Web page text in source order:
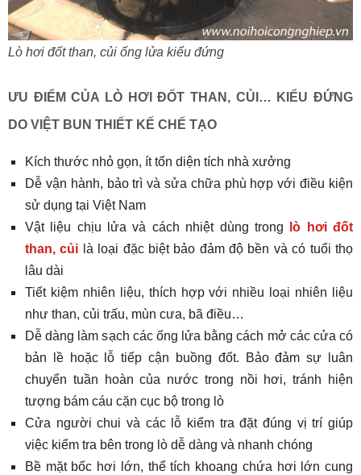
Lò hơi đốt than, củi ống lửa kiểu đứng
ƯU ĐIỂM CỦA LÒ HƠI ĐỐT THAN, CỦI… KIỂU ĐỨNG
DO VIỆT BUN THIẾT KẾ CHẾ TẠO
Kích thước nhỏ gọn, ít tốn diện tích nhà xưởng
Dễ vận hành, bảo trì và sửa chữa phù hợp với điều kiện
sử dụng tại Việt Nam
Vật liệu chịu lửa và cách nhiệt dùng trong
lò hơi đốt
than, củi là loại đặc biệt bảo đảm độ bền và có tuổi thọ
lâu dài
Tiết kiệm nhiên liệu, thích hợp với nhiều loại nhiên liệu
như than, củi trấu, mùn cưa, bã điều…
Dễ dàng làm sạch các ống lửa bằng cách mở các cửa có
bản lề hoặc lỗ tiếp cận buồng đốt. Bảo đảm sự luân
chuyển tuần hoàn của nước trong nồi hơi, tránh hiện
tượng bám cáu cặn cục bộ trong lò
Cửa người chui và các lỗ kiểm tra đặt đúng vị trí giúp
việc kiểm tra bên trong lò dễ dàng và nhanh chóng
Bề mặt bốc hơi lớn, thể tích khoang chứa hơi lớn cung